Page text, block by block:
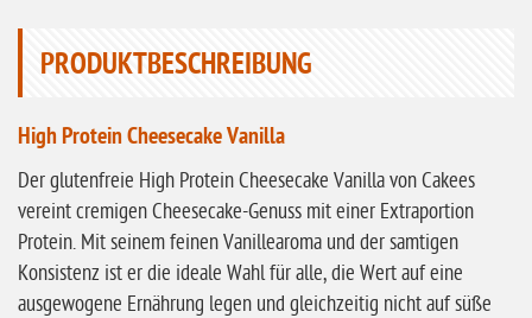
ohne Buchweizen
ohne Vanille
ohne Knoblauch
ohne Sellerie
glutenfrei
PRODUKTBESCHREIBUNG
High Protein Cheesecake Vanilla
Der glutenfreie High Protein Cheesecake Vanilla von Cakees
vereint cremigen Cheesecake-Genuss mit einer Extraportion
Protein. Mit seinem feinen Vanillearoma und der samtigen
Konsistenz ist er die ideale Wahl für alle, die Wert auf eine
ausgewogene Ernährung legen und gleichzeitig nicht auf süße